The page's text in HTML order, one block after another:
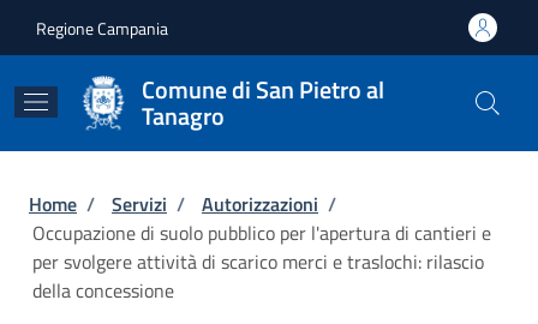
Regione Campania
Comune di San Pietro al
Tanagro
Briciole di pane
Home / Servizi / Autorizzazioni /
Occupazione di suolo pubblico per l'apertura di cantieri e
per svolgere attività di scarico merci e traslochi: rilascio
della concessione